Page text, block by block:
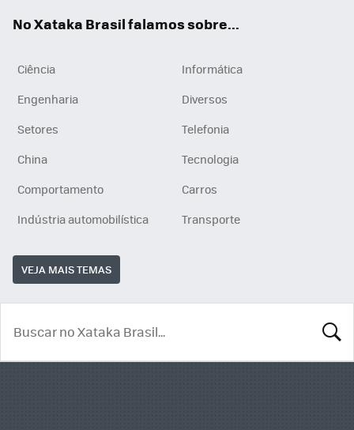
No Xataka Brasil falamos sobre...
Ciência
Informática
Engenharia
Diversos
Setores
Telefonia
China
Tecnologia
Comportamento
Carros
Indústria automobilística
Transporte
VEJA MAIS TEMAS